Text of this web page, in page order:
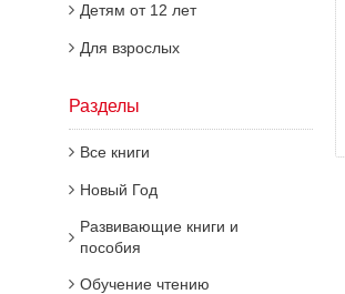
Детям от 12 лет
Для взрослых
Разделы
Все книги
Новый Год
Развивающие книги и
пособия
Обучение чтению